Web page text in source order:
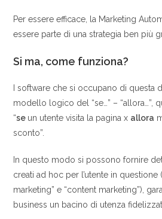
Per essere efficace, la Marketing
essere parte di una strategia ben più
Si ma, come funziona?
I software che si occupano di questa
modello logico del “se…” – “allora…”,
“se un utente visita la pagina x allora
sconto”.
In questo modo si possono fornire
creati ad hoc per l’utente in questione
marketing” e “content marketing”),
business un bacino di utenza